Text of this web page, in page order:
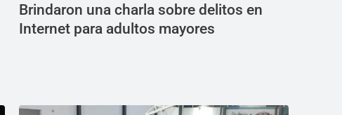
Brindaron una charla sobre delitos en
Internet para adultos mayores